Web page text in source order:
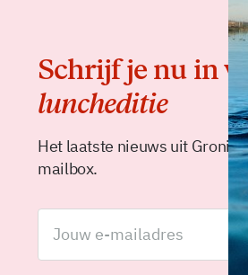
Schrijf je nu in
luncheditie
Het laatste nieuws uit
mailbox.